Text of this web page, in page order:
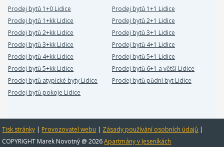
Prodej bytů 1+0 Lidice
Prodej bytů 1+1 Lidice
Prodej bytů 1+kk Lidice
Prodej bytů 2+1 Lidice
Prodej bytů 2+kk Lidice
Prodej bytů 3+1 Lidice
Prodej bytů 3+kk Lidice
Prodej bytů 4+1 Lidice
Prodej bytů 4+kk Lidice
Prodej bytů 5+1 Lidice
Prodej bytů 5+kk Lidice
Prodej bytů 6+1 a větší Lidice
Prodej bytů atypické byty Lidice
Prodej bytů půdní byt Lidice
Prodej bytů pokoje Lidice
Tisk stránky | Provozovatel webu | Zásady používání osobních údajů |
COPYRIGHT Marek Novotný @ 2026Apartmány v Jeseníkách